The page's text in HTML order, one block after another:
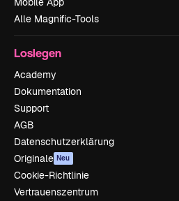
Alle Magnific-Tools
Loslegen
Academy
Dokumentation
Support
AGB
Datenschutzerklärung
Originale Neu
Cookie-Richtlinie
Vertrauenszentrum